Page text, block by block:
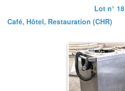
Lot n° 18
Café, Hôtel, Restauration (CHR)